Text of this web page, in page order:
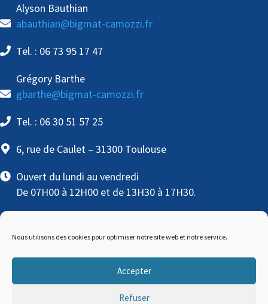
Nous utilisons des cookies pour optimiser notre site web et notre service.
Accepter
Refuser
Alyson Bauthian
abauthian@bigmat-camozzi.fr
Tel. : 06 73 95 17 47
Grégory Barthe
gbarthe@bigmat-camozzi.fr
Tel. : 06 30 51 57 25
6, rue de Caulet – 31300 Toulouse
Ouvert du lundi au vendredi
De 07H00 à 12H00 et de 13H30 à 17H30.
BigMat © Copyright2026 | Conception